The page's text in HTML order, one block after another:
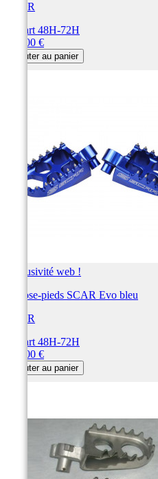
SCAR
Départ 48H-72H
115,00 €
Ajouter au panier
Exclusivité web !
Repose-pieds SCAR Evo bleu
SCAR
Départ 48H-72H
115,00 €
Ajouter au panier